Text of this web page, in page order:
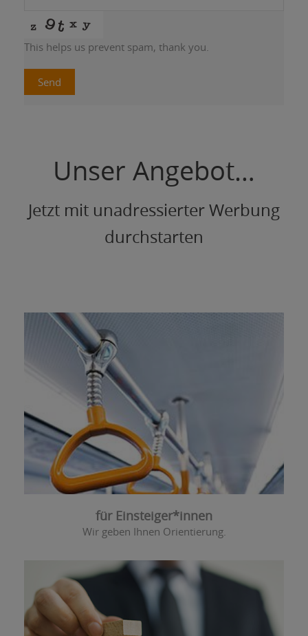
This helps us prevent spam, thank you.
Send
Unser Angebot…
Jetzt mit unadressierter Werbung
durchstarten
für Einsteiger*innen
Wir geben Ihnen Orientierung.